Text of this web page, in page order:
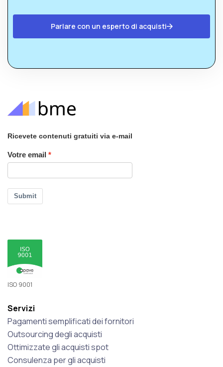
Parlare con un esperto di acquisti
Ricevete contenuti gratuiti via e-mail
Votre email
Submit
ISO 9001
Servizi
Pagamenti semplificati dei fornitori
Outsourcing degli acquisti
Ottimizzate gli acquisti spot
Consulenza per gli acquisti